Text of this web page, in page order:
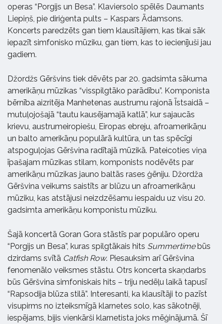
operas “Porgijs un Besa”. Klaviersolo spēlēs Daumants
Liepiņš, pie diriģenta pults – Kaspars Ādamsons.
Koncerts paredzēts gan tiem klausītājiem, kas tikai sāk
iepazīt simfonisko mūziku, gan tiem, kas to iecienījuši jau
gadiem.
Džordžs Gēršvins tiek dēvēts par 20. gadsimta sākuma
amerikāņu mūzikas “visspilgtāko parādību”. Komponista
bērnība aizritēja Manhetenas austrumu rajonā Īstsaidā –
mutuļojošajā “tautu kausējamajā katlā”, kur sajaucās
krievu, austrumeiropiešu, Eiropas ebreju, afroamerikāņu
un balto amerikāņu populārā kultūra, un tas spēcīgi
atspoguļojas Gēršvina radītajā mūzikā. Pateicoties viņa
īpašajam mūzikas stilam, komponists nodēvēts par
amerikāņu mūzikas jauno baltās rases ģēniju. Džordža
Gēršvina veikums saistīts ar blūzu un afroamerikāņu
mūziku, kas atstājusi neizdzēšamu iespaidu uz visu 20.
gadsimta amerikāņu komponistu mūziku.
Šajā koncertā Goran Gora stāstīs par populāro operu
“Porgijs un Besa”, kuras spilgtākais hits Summertimebūs
dzirdams svītā Catfish Row. Piesauksim arī Gēršvina
fenomenālo veiksmes stāstu. Otrs koncerta skaņdarbs
būs Gēršvina simfoniskais hits – triju nedēļu laikā tapusī
“Rapsodija blūza stilā”. Interesanti, ka klausītāji to pazīst
visupirms no izteiksmīgā klarnetes solo, kas sākotnēji,
iespējams, bijis vienkārši klarnetista joks mēģinājumā. Šī